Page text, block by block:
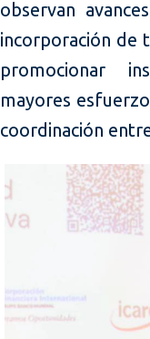
observan
incorporación de
promocionar
mayores
coordinación